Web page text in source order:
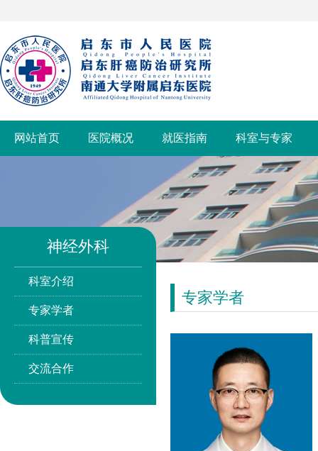
网站首页 医院概况 就医指南 科室与专家
神经外科
科室介绍
专家学者
科普宣传
交流合作
专家学者